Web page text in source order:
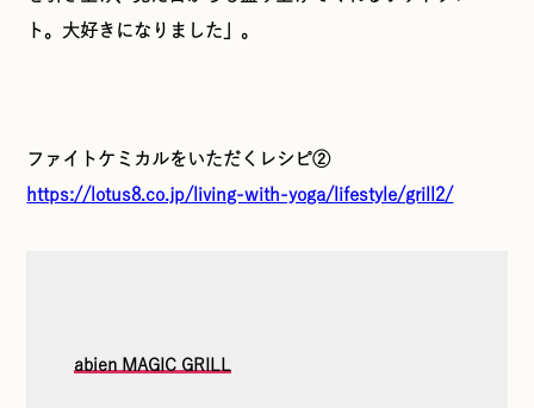
ト。大好きになりました」。
ファイトケミカルをいただくレシピ②
https://lotus8.co.jp/living-with-yoga/lifestyle/grill2/
abien MAGIC GRILL